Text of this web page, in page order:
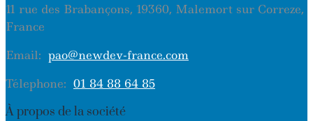
11 rue des Brabançons, 19360, Malemort sur Correze,
France
Email: pao@newdev-france.com
Télephone: 01 84 88 64 85
À propos de la société